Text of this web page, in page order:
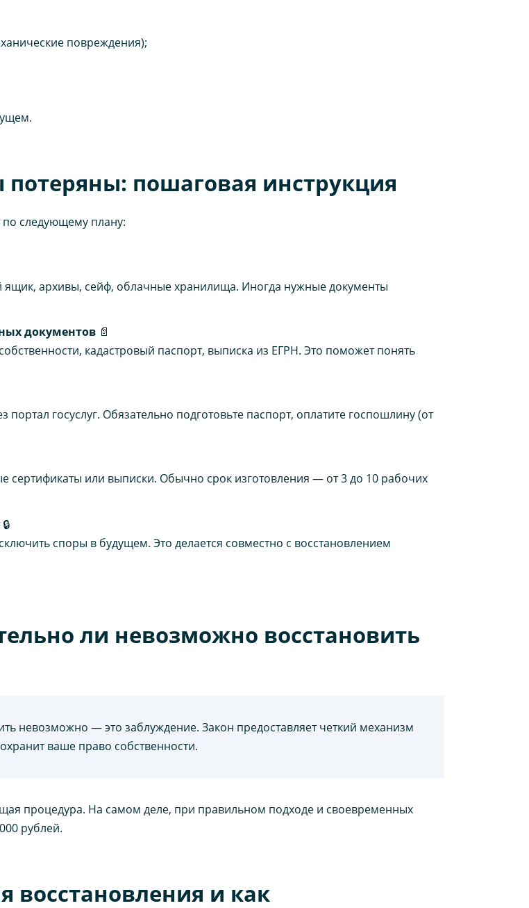
повреждения);
пошаговая инструкция
по следующему плану:
архивы, сейф, облачные хранилища. Иногда нужные документы
документов 📄
кадастровый паспорт, выписка из ЕГРН. Это поможет понять
госуслуг. Обязательно подготовьте паспорт, оплатите госпошлину (от
сертификаты или выписки. Обычно срок изготовления — от 3 до 10 рабочих
🔒
споры в будущем. Это делается совместно с восстановлением
ли невозможно восстановить
невозможно — это заблуждение. Закон предоставляет четкий механизм
ваше право собственности.
процедура. На самом деле, при правильном подходе и своевременных
рублей.
и как